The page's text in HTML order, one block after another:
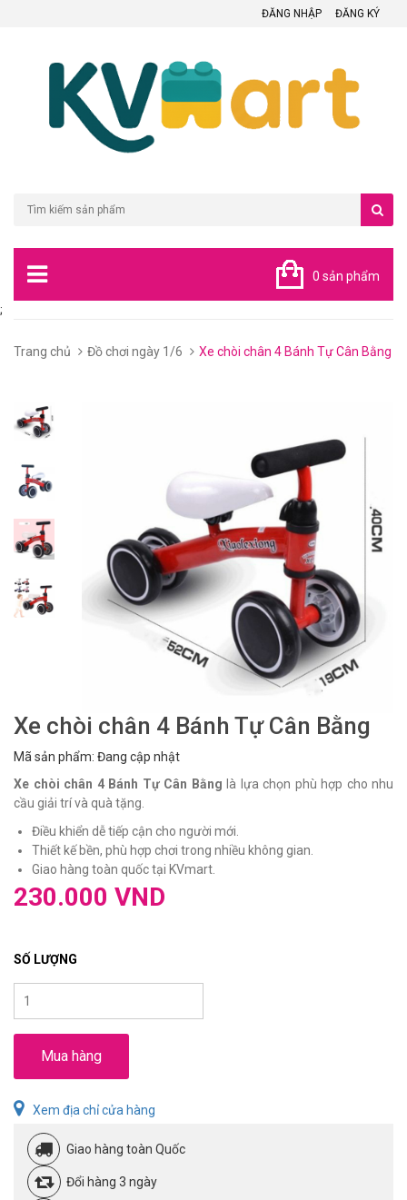
ĐĂNG NHẬP ĐĂNG KÝ
0 sản phẩm
;
Trang chủ Đồ chơi ngày 1/6 Xe chòi chân 4 Bánh Tự Cân Bằng
Xe chòi chân 4 Bánh Tự Cân Bằng
Mã sản phẩm: Đang cập nhật
Xe chòi chân 4 Bánh Tự Cân Bằng là lựa chọn phù hợp cho nhu
cầu giải trí và quà tặng.
Điều khiển dễ tiếp cận cho người mới.
Thiết kế bền, phù hợp chơi trong nhiều không gian.
Giao hàng toàn quốc tại KVmart.
230.000 VND
SỐ LƯỢNG
Mua hàng
Xem địa chỉ cửa hàng
Giao hàng toàn Quốc
Đổi hàng 3 ngày